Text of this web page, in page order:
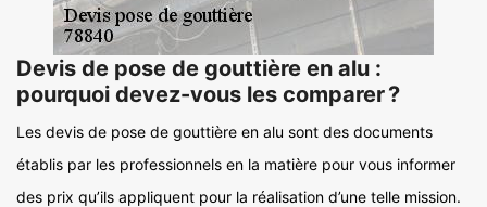
Devis de pose de gouttière en alu :
pourquoi devez-vous les comparer ?
Les devis de pose de gouttière en alu sont des documents
établis par les professionnels en la matière pour vous informer
des prix qu’ils appliquent pour la réalisation d’une telle mission.